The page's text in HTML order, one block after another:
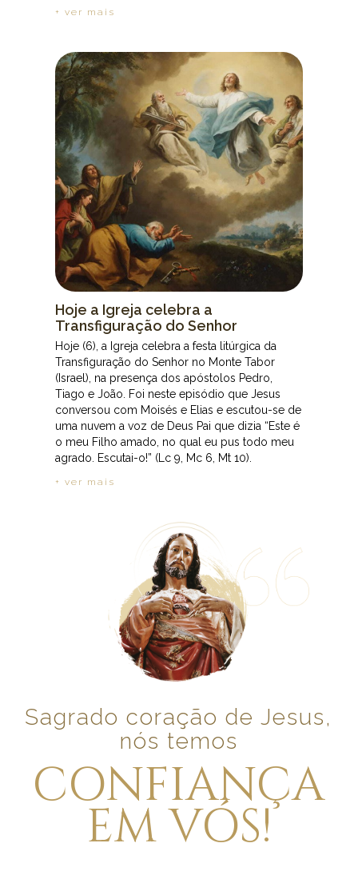
+ ver mais
Hoje a Igreja celebra a
Transfiguração do Senhor
Hoje (6), a Igreja celebra a festa litúrgica da
Transfiguração do Senhor no Monte Tabor
(Israel), na presença dos apóstolos Pedro,
Tiago e João. Foi neste episódio que Jesus
conversou com Moisés e Elias e escutou-se de
uma nuvem a voz de Deus Pai que dizia “Este é
o meu Filho amado, no qual eu pus todo meu
agrado. Escutai-o!” (Lc 9, Mc 6, Mt 10).
+ ver mais
Sagrado coração de Jesus,
nós temos
CONFIANÇA
EM VÓS!